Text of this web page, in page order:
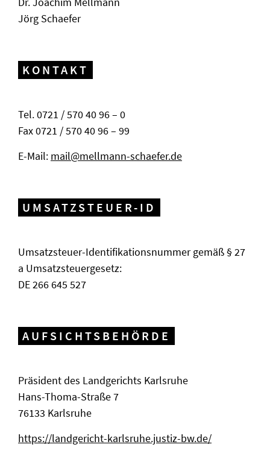
Jörg Schaefer
KONTAKT
Tel. 0721 / 570 40 96 – 0
Fax 0721 / 570 40 96 – 99
E-Mail: mail@mellmann-schaefer.de
UMSATZSTEUER-ID
Umsatzsteuer-Identifikationsnummer gemäß § 27
a Umsatzsteuergesetz:
DE 266 645 527
AUFSICHTSBEHÖRDE
Präsident des Landgerichts Karlsruhe
Hans-Thoma-Straße 7
76133 Karlsruhe
https://landgericht-karlsruhe.justiz-bw.de/